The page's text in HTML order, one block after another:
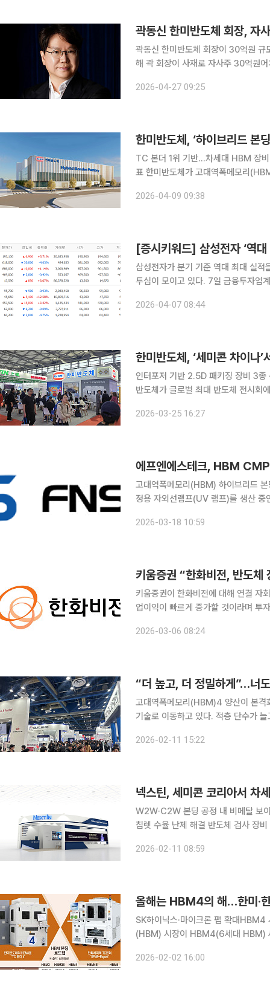
곽동신 한미반도체 회장,
곽동신 한미반도체 회장이 30억원 규모의 자사주 매
해 곽 회장이 사재로 자사주 30억원
취득한 자사주 규모는 총 565억원으
2026-04-27 09:25
한미반도체, ‘하이브리드 본
TC 본더 1위 기반…차세대 HBM 장
표 한미반도체가 고대역폭메모리(HBM) 핵심 장비 시장에서 ‘TC 본더’ 1위 지위를 유지하는 동시
2026-04-09 09:38
[증시키워드] 삼성전자 ‘역
삼성전자가 분기 기준 역대 최대 실
투심이 모이고 있다. 7일 금융투자업계에 따르면 이날 네이버페이증권 검색 상위 종목에는 삼성전
잠정 실적으로 매출 133조원, 영업
2026-04-07 08:44
인터포저 기반 2.5D 패키징 장비 3종
반도체가 글로벌 최대 반도체 전시회
폰서로 참가해 ‘2.5D TC 본더 40’과
2026-03-25 16:27
에프엔에스테크, HBM
고대역폭메모리(HBM) 하이브리드
정용 자외선램프(UV 램프)를 생산 중
TSMC, 마이크론 등으로 고객사가
2026-03-18 10:59
키움증권 “한화비전, 반도
키움증권이 한화비전에 대해 연결 자
업이익이 빠르게 증가할 것이라며 투
키움증권 연구원은 한화비전의 실적
2026-03-06 08:24
고대역폭메모리(HBM)4 양산이 본격
기술로 이동하고 있다. 적층 단수가
체 클러스터 등 대규모 설비 투자가
2026-02-11 15:22
넥스틴, 세미콘 코리아서 차
W2W·C2W 본딩 공정 내 비메탈 보
칩렛 수율 난제 해결 반도체 검사 장비 기업 넥스틴 11~13일 서울 코엑스에서 개최되는 국내 최대
2026-02-11 08:59
올해는 HBM4의 해…한미·
SK하이닉스·마이크론 팹 확대HBM4 시대…TC본
(HBM) 시장이 HBM4(6세대 HBM)
산이 2월부터 시작되면서 HBM 제조
2026-02-02 16:00